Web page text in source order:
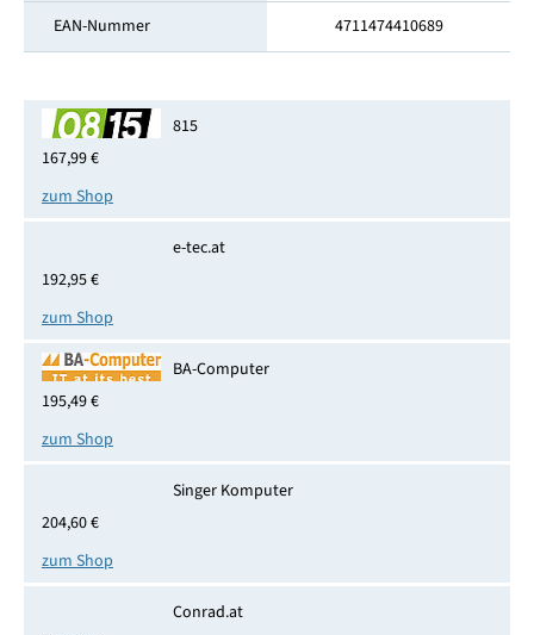
EAN-Nummer 4711474410689
815
167,99 €
zum Shop
e-tec.at
192,95 €
zum Shop
BA-Computer
195,49 €
zum Shop
Singer Komputer
204,60 €
zum Shop
Conrad.at